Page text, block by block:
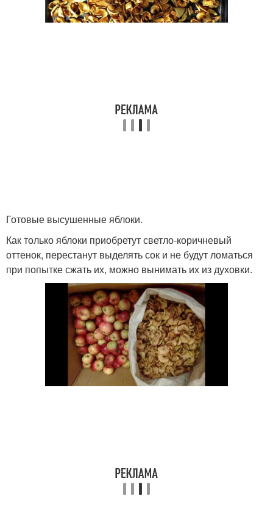
Готовые высушенные яблоки.
Как только яблоки приобретут светло‑коричневый
оттенок, перестанут выделять сок и не будут ломаться
при попытке сжать их, можно вынимать их из духовки.